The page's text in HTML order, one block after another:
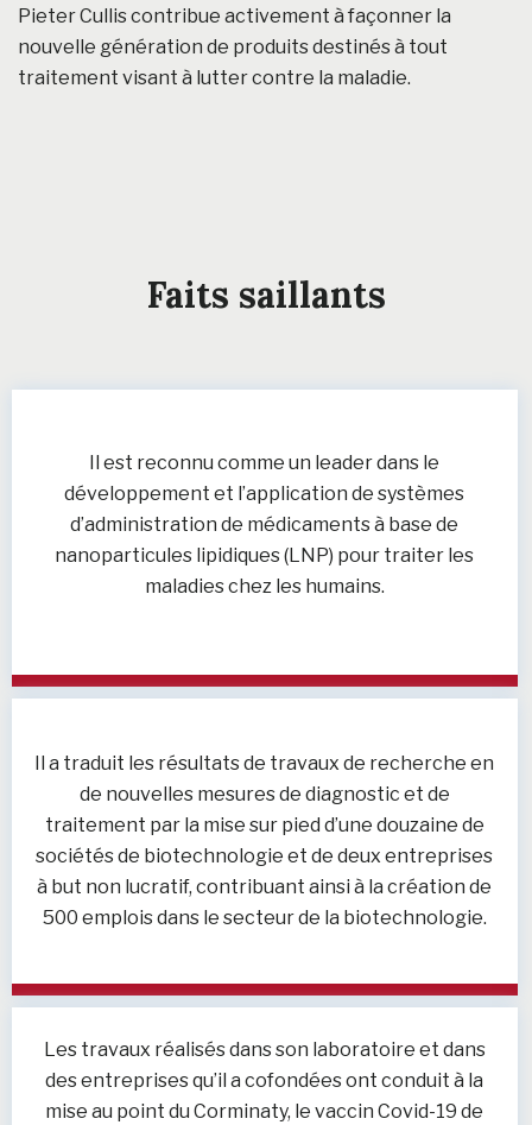
Pieter Cullis contribue activement à façonner la
nouvelle génération de produits destinés à tout
traitement visant à lutter contre la maladie.
Faits saillants
Il est reconnu comme un leader dans le
développement et l’application de systèmes
d’administration de médicaments à base de
nanoparticules lipidiques (LNP) pour traiter les
maladies chez les humains.
Il a traduit les résultats de travaux de recherche en
de nouvelles mesures de diagnostic et de
traitement par la mise sur pied d’une douzaine de
sociétés de biotechnologie et de deux entreprises
à but non lucratif, contribuant ainsi à la création de
500 emplois dans le secteur de la biotechnologie.
Les travaux réalisés dans son laboratoire et dans
des entreprises qu’il a cofondées ont conduit à la
mise au point du Corminaty, le vaccin Covid-19 de